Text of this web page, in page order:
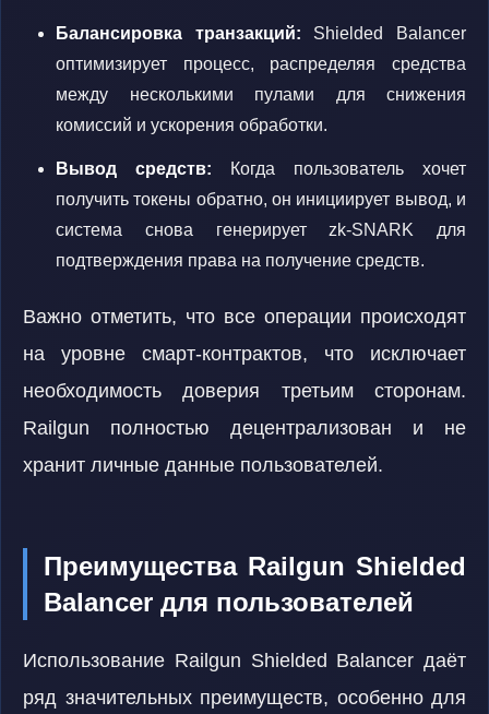
Балансировка транзакций: Shielded Balancer
оптимизирует процесс, распределяя средства
между несколькими пулами для снижения
комиссий и ускорения обработки.
Вывод средств: Когда пользователь хочет
получить токены обратно, он инициирует вывод, и
система снова генерирует zk-SNARK для
подтверждения права на получение средств.
Важно отметить, что все операции происходят
на уровне смарт-контрактов, что исключает
необходимость доверия третьим сторонам.
Railgun полностью децентрализован и не
хранит личные данные пользователей.
Преимущества Railgun Shielded
Balancer для пользователей
Использование Railgun Shielded Balancer даёт
ряд значительных преимуществ, особенно для